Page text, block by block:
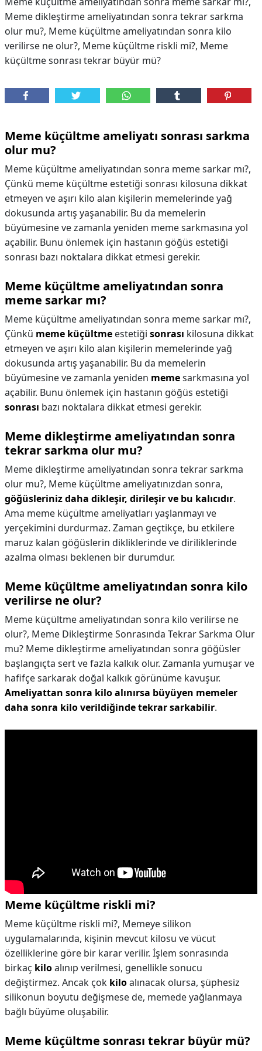
Meme dikleştirme ameliyatından sonra tekrar sarkma
olur mu?, Meme küçültme ameliyatından sonra kilo
verilirse ne olur?, Meme küçültme riskli mi?, Meme
küçültme sonrası tekrar büyür mü?
Meme küçültme ameliyatı sonrası sarkma
olur mu?
Meme küçültme ameliyatından sonra meme sarkar mı?,
Çünkü meme küçültme estetiği sonrası kilosuna dikkat
etmeyen ve aşırı kilo alan kişilerin memelerinde yağ
dokusunda artış yaşanabilir. Bu da memelerin
büyümesine ve zamanla yeniden meme sarkmasına yol
açabilir. Bunu önlemek için hastanın göğüs estetiği
sonrası bazı noktalara dikkat etmesi gerekir.
Meme küçültme ameliyatından sonra
meme sarkar mı?
Meme küçültme ameliyatından sonra meme sarkar mı?,
Çünkü meme küçültme estetiği sonrası kilosuna dikkat
etmeyen ve aşırı kilo alan kişilerin memelerinde yağ
dokusunda artış yaşanabilir. Bu da memelerin
büyümesine ve zamanla yeniden memesarkmasına yol
açabilir. Bunu önlemek için hastanın göğüs estetiği
sonrası bazı noktalara dikkat etmesi gerekir.
Meme dikleştirme ameliyatından sonra
tekrar sarkma olur mu?
Meme dikleştirme ameliyatından sonra tekrar sarkma
olur mu?, Meme küçültme ameliyatınızdan sonra,
göğüsleriniz daha dikleşir, dirileşir ve bu kalıcıdır.
Ama meme küçültme ameliyatları yaşlanmayı ve
yerçekimini durdurmaz. Zaman geçtikçe, bu etkilere
maruz kalan göğüslerin dikliklerinde ve diriliklerinde
azalma olması beklenen bir durumdur.
Meme küçültme ameliyatından sonra kilo
verilirse ne olur?
Meme küçültme ameliyatından sonra kilo verilirse ne
olur?, Meme Dikleştirme Sonrasında Tekrar Sarkma Olur
mu? Meme dikleştirme ameliyatından sonra göğüsler
başlangıçta sert ve fazla kalkık olur. Zamanla yumuşar ve
hafifçe sarkarak doğal kalkık görünüme kavuşur.
Ameliyattan sonra kilo alınırsa büyüyen memeler
daha sonra kilo verildiğinde tekrar sarkabilir.
Meme küçültme riskli mi?
Meme küçültme riskli mi?, Memeye silikon
uygulamalarında, kişinin mevcut kilosu ve vücut
özelliklerine göre bir karar verilir. İşlem sonrasında
birkaç kiloalınıp verilmesi, genellikle sonucu
değiştirmez. Ancak çok kiloalınacak olursa, şüphesiz
silikonun boyutu değişmese de, memede yağlanmaya
bağlı büyüme oluşabilir.
Meme küçültme sonrası tekrar büyür mü?